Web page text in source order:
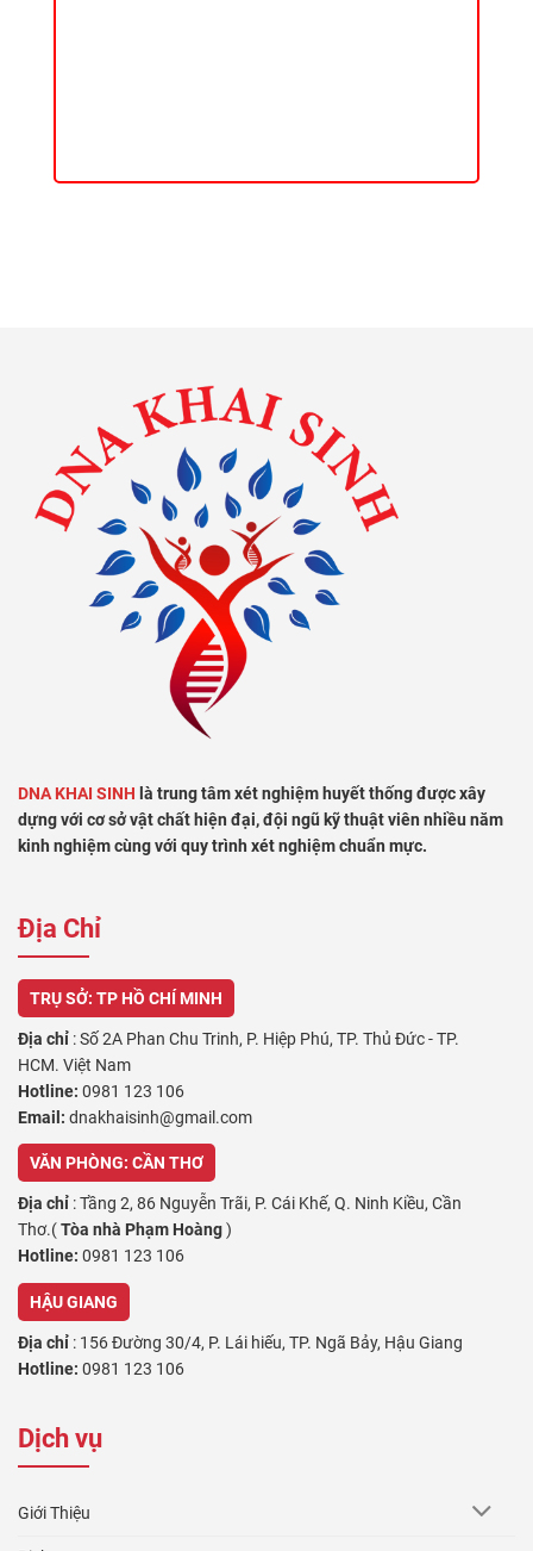
DNA KHAI SINH là trung tâm xét nghiệm huyết thống được xây
dựng với cơ sở vật chất hiện đại, đội ngũ kỹ thuật viên nhiều năm
kinh nghiệm cùng với quy trình xét nghiệm chuẩn mực.
Địa Chỉ
TRỤ SỞ: TP HỒ CHÍ MINH
Địa chỉ : Số 2A Phan Chu Trinh, P. Hiệp Phú, TP. Thủ Đức - TP.
HCM. Việt Nam
Hotline: 0981 123 106
Email: dnakhaisinh@gmail.com
VĂN PHÒNG: CẦN THƠ
Địa chỉ : Tầng 2, 86 Nguyễn Trãi, P. Cái Khế, Q. Ninh Kiều, Cần
Thơ.(Tòa nhà Phạm Hoàng)
Hotline: 0981 123 106
HẬU GIANG
Địa chỉ : 156 Đường 30/4, P. Lái hiếu, TP. Ngã Bảy, Hậu Giang
Hotline: 0981 123 106
Địa chỉ
:64 Trần Phú, Phường 4 , Thành Phố Vĩnh Long, Vĩnh Long
AN GIANG
Dịch vụ
Giới Thiệu